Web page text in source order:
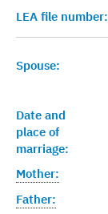
LEA file number:
Spouse:
Date and
place of
marriage:
Mother:
Father: